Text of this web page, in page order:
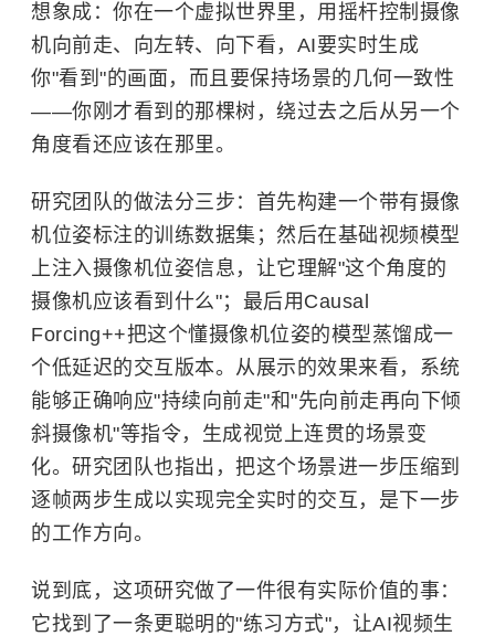
想象成：你在一个虚拟世界里，用摇杆控制摄像
机向前走、向左转、向下看，AI要实时生成
你"看到"的画面，而且要保持场景的几何一致性
——你刚才看到的那棵树，绕过去之后从另一个
角度看还应该在那里。
研究团队的做法分三步：首先构建一个带有摄像
机位姿标注的训练数据集；然后在基础视频模型
上注入摄像机位姿信息，让它理解"这个角度的
摄像机应该看到什么"；最后用Causal
Forcing++把这个懂摄像机位姿的模型蒸馏成一
个低延迟的交互版本。从展示的效果来看，系统
能够正确响应"持续向前走"和"先向前走再向下倾
斜摄像机"等指令，生成视觉上连贯的场景变
化。研究团队也指出，把这个场景进一步压缩到
逐帧两步生成以实现完全实时的交互，是下一步
的工作方向。
说到底，这项研究做了一件很有实际价值的事：
它找到了一条更聪明的"练习方式"，让AI视频生